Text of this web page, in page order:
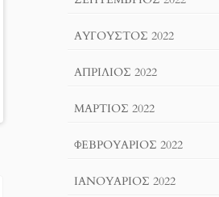
ΑΎΓΟΥΣΤΟΣ 2022
ΑΠΡΊΛΙΟΣ 2022
ΜΆΡΤΙΟΣ 2022
ΦΕΒΡΟΥΆΡΙΟΣ 2022
ΙΑΝΟΥΆΡΙΟΣ 2022